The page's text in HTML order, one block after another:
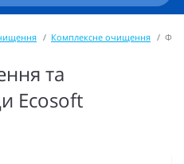
Комплексне очищення
та
Ecosoft